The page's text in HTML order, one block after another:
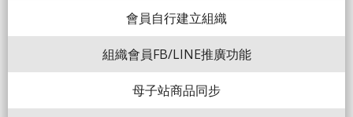
會員自行建立組織
組織會員FB/LINE推廣功能
母子站商品同步